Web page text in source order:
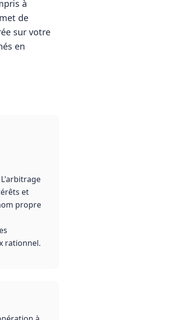
à
de
sur votre
en
et
propre
rationnel.